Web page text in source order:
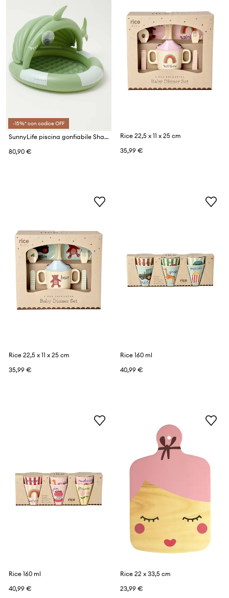
-15%* con codice OFF
SunnyLife piscina gonfiabile Shark Tribe
80,90 €
Rice 22,5 x 11 x 25 cm
35,99 €
Rice 22,5 x 11 x 25 cm
35,99 €
Rice 160 ml
40,99 €
Rice 160 ml
40,99 €
Rice 22 x 33,5 cm
23,99 €